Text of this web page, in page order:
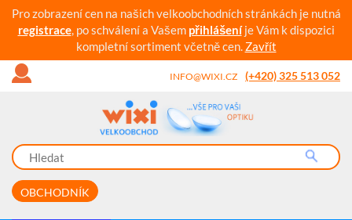
Pro zobrazení cen na našich velkoobchodních stránkách je nutná
registrace, po schválení a Vašem přihlášeníje Vám k dispozici
kompletní sortiment včetně cen. Zavřít
INFO@WIXI.CZ (+420) 325 513 052
OBCHODNÍK